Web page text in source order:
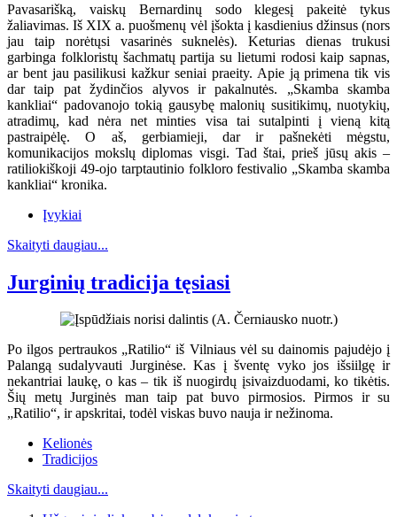
Pavasarišką, vaiskų Bernardinų sodo klegesį pakeitė tykus
žaliavimas. Iš XIX a. puošmenų vėl įšokta į kasdienius džinsus (nors
jau taip norėtųsi vasarinės suknelės). Keturias dienas trukusi
garbinga folkloristų šachmatų partija su lietumi rodosi kaip sapnas,
ar bent jau pasilikusi kažkur seniai praeity. Apie ją primena tik vis
dar taip pat žydinčios alyvos ir pakalnutės. „Skamba skamba
kankliai“ padovanojo tokią gausybę malonių susitikimų, nuotykių,
atradimų, kad nėra net minties visa tai sutalpinti į vieną kitą
pastraipėlę. O aš, gerbiamieji, dar ir pašnekėti mėgstu,
komunikacijos mokslų diplomas visgi. Tad štai, prieš jūsų akis –
ratiliokiškoji 49-ojo tarptautinio folkloro festivalio „Skamba skamba
kankliai“ kronika.
Įvykiai
Skaityti daugiau...
Jurginių tradicija tęsiasi
Po ilgos pertraukos „Ratilio“ iš Vilniaus vėl su dainomis pajudėjo į
Palangą sudalyvauti Jurginėse. Kas į šventę vyko jos išsiilgę ir
nekantriai laukę, o kas – tik iš nuogirdų įsivaizduodami, ko tikėtis.
Šių metų Jurginės man taip pat buvo pirmosios. Pirmos ir su
„Ratilio“, ir apskritai, todėl viskas buvo nauja ir nežinoma.
Kelionės
Tradicijos
Skaityti daugiau...